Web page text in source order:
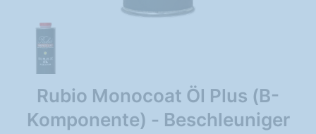
Rubio Monocoat Öl Plus (B-
Komponente) - Beschleuniger